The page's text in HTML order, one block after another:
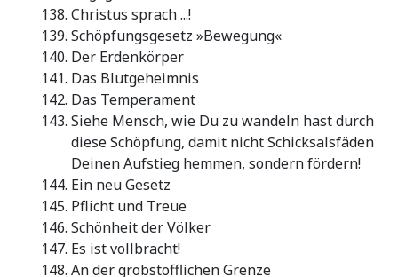
Christus sprach ...!
Schöpfungsgesetz »Bewegung«
Der Erdenkörper
Das Blutgeheimnis
Das Temperament
Siehe Mensch, wie Du zu wandeln hast durch
diese Schöpfung, damit nicht Schicksalsfäden
Deinen Aufstieg hemmen, sondern fördern!
Ein neu Gesetz
Pflicht und Treue
Schönheit der Völker
Es ist vollbracht!
An der grobstofflichen Grenze